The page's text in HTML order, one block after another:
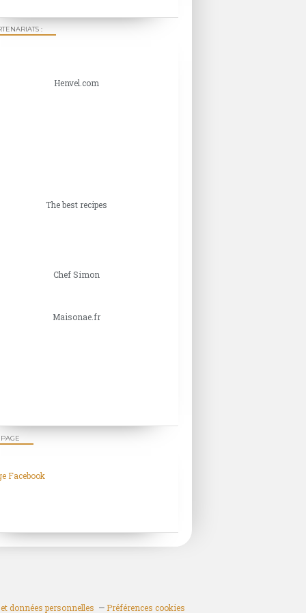
:
Henvel.com
The best recipes
Chef Simon
Maisonae.fr
Facebook
données personnelles Préférences cookies